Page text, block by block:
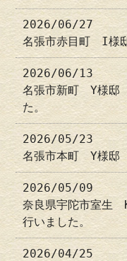
2026/06/27
名張市赤目町 I様
2026/06/13
名張市新町 Y様邸
た。
2026/05/23
名張市本町 Y様邸
2026/05/09
奈良県宇陀市室生
行いました。
2026/04/25